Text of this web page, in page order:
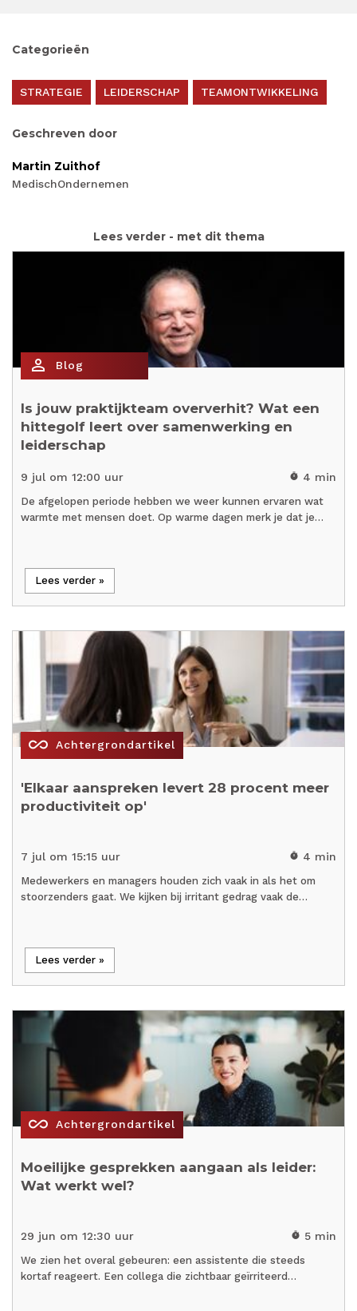
Categorieën
STRATEGIE LEIDERSCHAP TEAMONTWIKKELING
Geschreven door
Martin Zuithof
MedischOndernemen
Lees verder - met dit thema
person_outline Blog
Is jouw praktijkteam oververhit? Wat een
hittegolf leert over samenwerking en
leiderschap
9 jul om 12:00 uur timer 4 min
De afgelopen periode hebben we weer kunnen ervaren wat
warmte met mensen doet. Op warme dagen merk je dat je…
Lees verder »
all_inclusive Achtergrondartikel
'Elkaar aanspreken levert 28 procent meer
productiviteit op'
7 jul om 15:15 uur timer 4 min
Medewerkers en managers houden zich vaak in als het om
stoorzenders gaat. We kijken bij irritant gedrag vaak de…
Lees verder »
all_inclusive Achtergrondartikel
Moeilijke gesprekken aangaan als leider:
Wat werkt wel?
29 jun om 12:30 uur timer 5 min
We zien het overal gebeuren: een assistente die steeds
kortaf reageert. Een collega die zichtbaar geïrriteerd…